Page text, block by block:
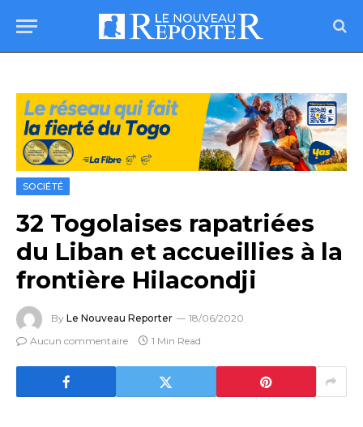
SOCIÉTÉ
32 Togolaises rapatriées
du Liban et accueillies à la
frontière Hilacondji
By Le Nouveau Reporter
18/06/2020
Aucun commentaire
1 Min Read